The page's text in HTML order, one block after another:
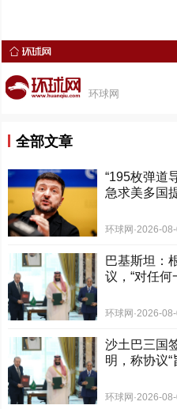
环球网
全部文章
“195枚弹道
急求美多国
环球网 ·2026-
巴基斯坦：
议，“对任
环球网 ·2026-
沙土巴三国
明，称协议“
环球网 ·2026-